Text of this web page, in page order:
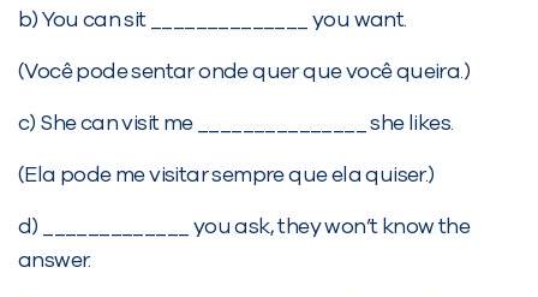
b) You can sit ______________ you want.
(Você pode sentar onde quer que você queira.)
c) She can visit me _______________ she likes.
(Ela pode me visitar sempre que ela quiser.)
d) _____________ you ask, they won’t know the
answer.
Preencha com seus dados abaixo e
com a